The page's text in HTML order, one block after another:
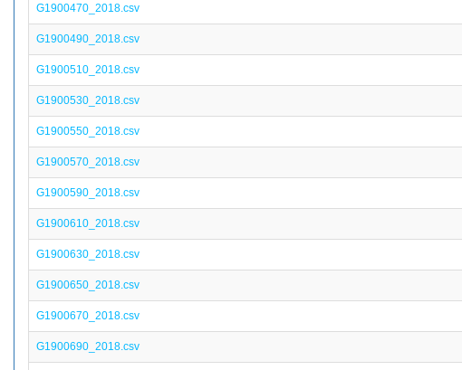
G1900470_2018.csv
G1900490_2018.csv
G1900510_2018.csv
G1900530_2018.csv
G1900550_2018.csv
G1900570_2018.csv
G1900590_2018.csv
G1900610_2018.csv
G1900630_2018.csv
G1900650_2018.csv
G1900670_2018.csv
G1900690_2018.csv